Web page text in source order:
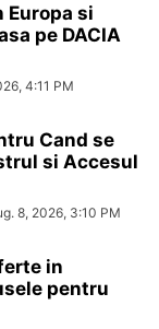
Europa si
pe DACIA
4:11 PM
Cand se
si Accesul
8, 2026, 3:10 PM
in
pentru